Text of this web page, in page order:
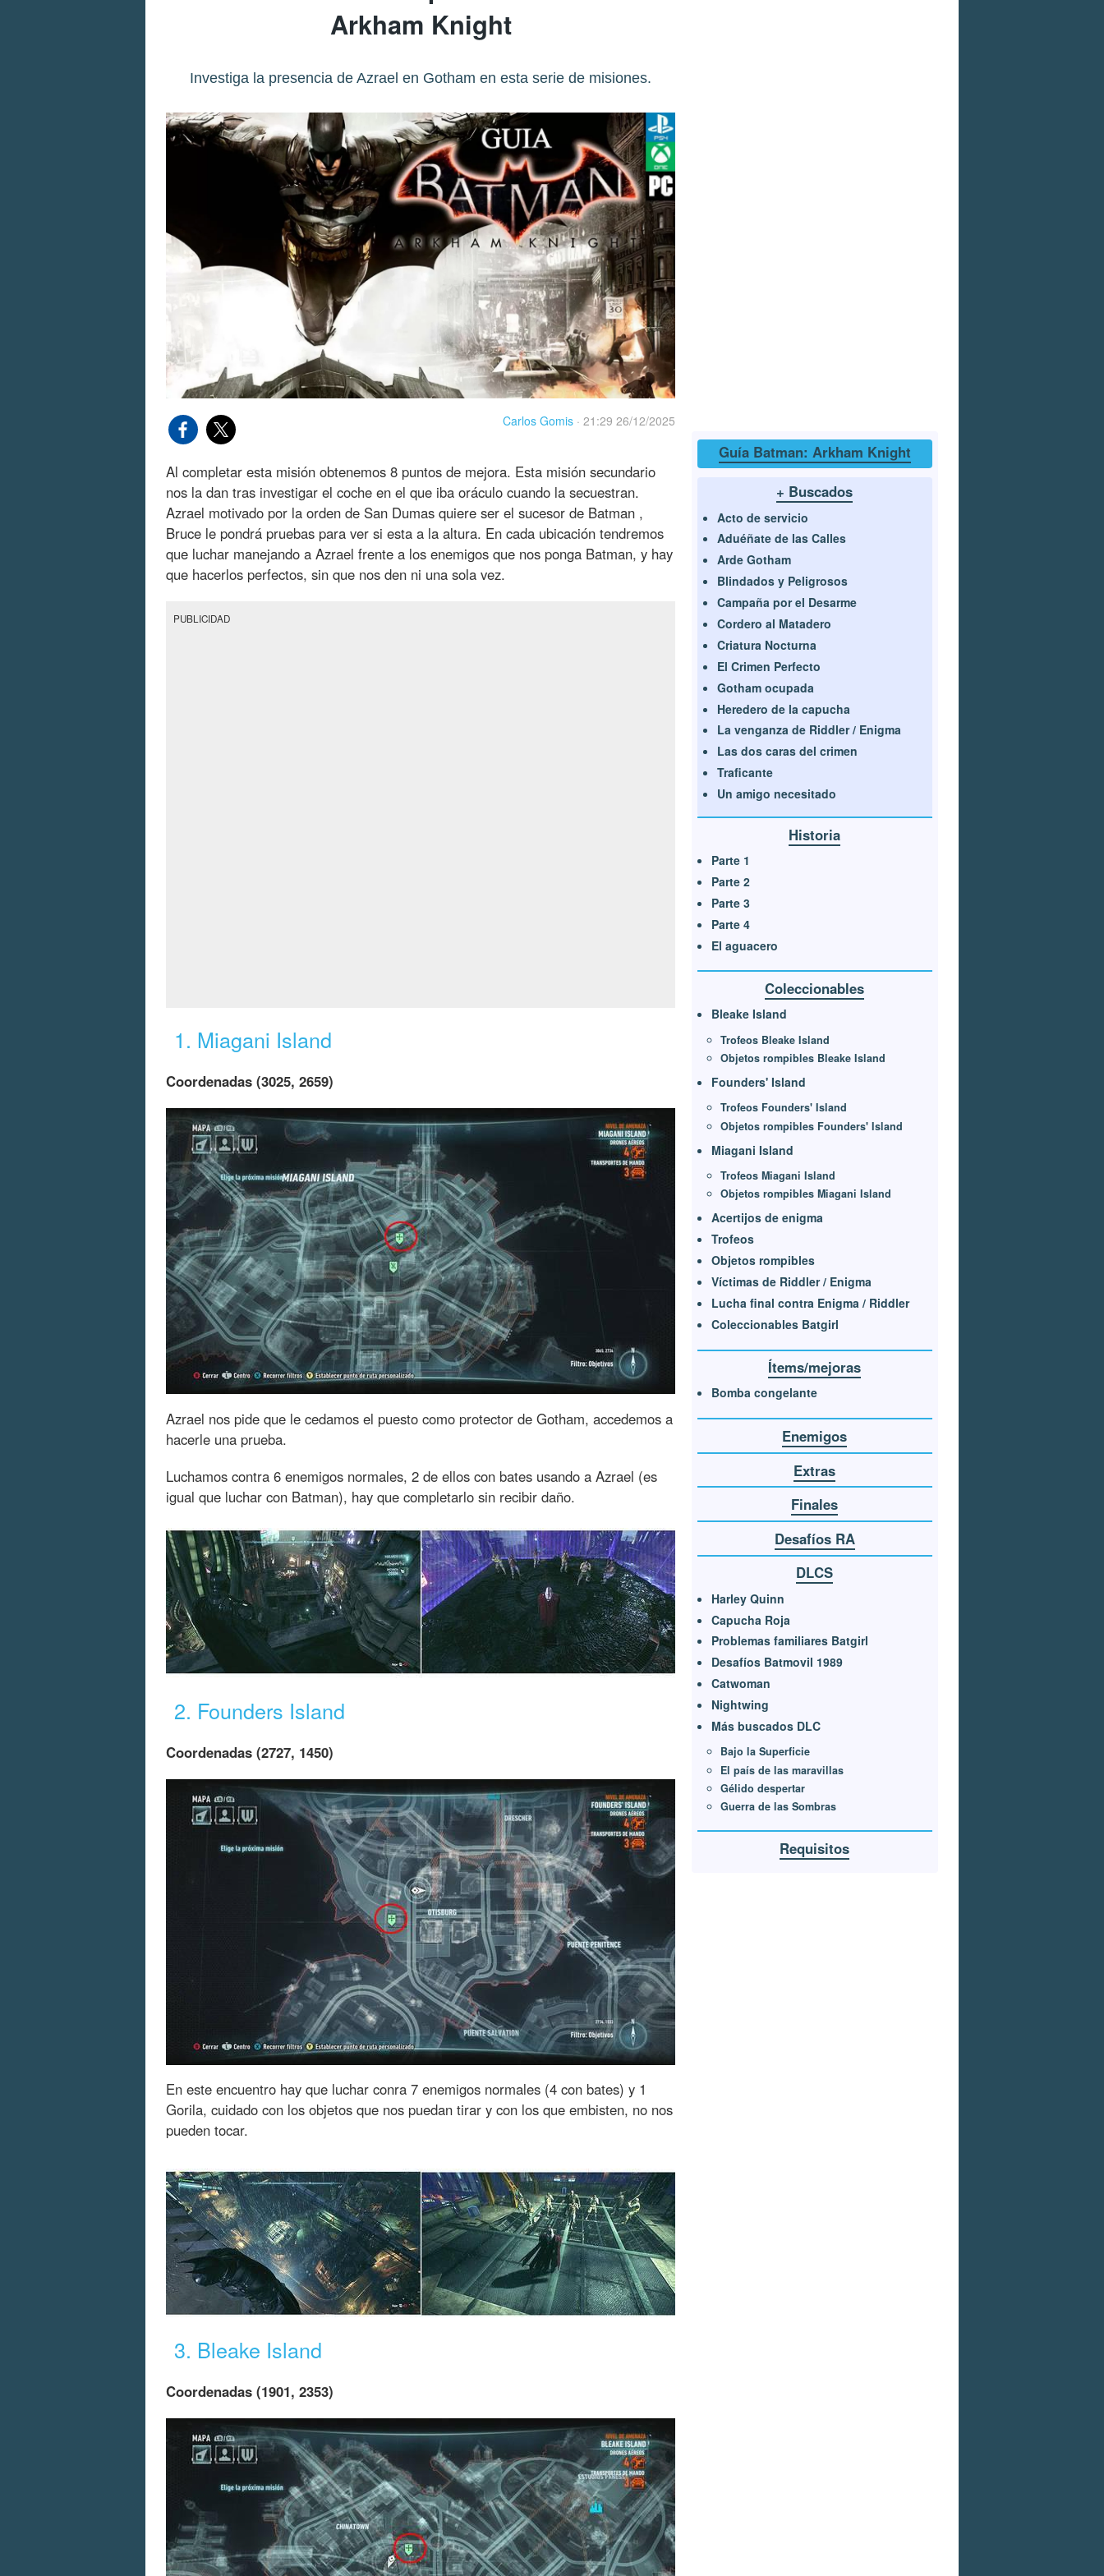
Arkham Knight
Investiga la presencia de Azrael en Gotham en esta serie de misiones.
Carlos Gomis · 21:29 26/12/2025
Al completar esta misión obtenemos 8 puntos de mejora. Esta misión secundario
nos la dan tras investigar el coche en el que iba oráculo cuando la secuestran.
Azrael motivado por la orden de San Dumas quiere ser el sucesor de Batman ,
Bruce le pondrá pruebas para ver si esta a la altura. En cada ubicación tendremos
que luchar manejando a Azrael frente a los enemigos que nos ponga Batman, y hay
que hacerlos perfectos, sin que nos den ni una sola vez.
PUBLICIDAD
1. Miagani Island
Coordenadas (3025, 2659)
Azrael nos pide que le cedamos el puesto como protector de Gotham, accedemos a
hacerle una prueba.
Luchamos contra 6 enemigos normales, 2 de ellos con bates usando a Azrael (es
igual que luchar con Batman), hay que completarlo sin recibir daño.
2. Founders Island
Coordenadas (2727, 1450)
En este encuentro hay que luchar conra 7 enemigos normales (4 con bates) y 1
Gorila, cuidado con los objetos que nos puedan tirar y con los que embisten, no nos
pueden tocar.
3. Bleake Island
Coordenadas (1901, 2353)
Guía Batman: Arkham Knight
+ Buscados
Acto de servicio
Aduéñate de las Calles
Arde Gotham
Blindados y Peligrosos
Campaña por el Desarme
Cordero al Matadero
Criatura Nocturna
El Crimen Perfecto
Gotham ocupada
Heredero de la capucha
La venganza de Riddler / Enigma
Las dos caras del crimen
Traficante
Un amigo necesitado
Historia
Parte 1
Parte 2
Parte 3
Parte 4
El aguacero
Coleccionables
Bleake Island
Trofeos Bleake Island
Objetos rompibles Bleake Island
Founders' Island
Trofeos Founders' Island
Objetos rompibles Founders' Island
Miagani Island
Trofeos Miagani Island
Objetos rompibles Miagani Island
Acertijos de enigma
Trofeos
Objetos rompibles
Víctimas de Riddler / Enigma
Lucha final contra Enigma / Riddler
Coleccionables Batgirl
Ítems/mejoras
Bomba congelante
Enemigos
Extras
Finales
Desafíos RA
DLCS
Harley Quinn
Capucha Roja
Problemas familiares Batgirl
Desafíos Batmovil 1989
Catwoman
Nightwing
Más buscados DLC
Bajo la Superficie
El país de las maravillas
Gélido despertar
Guerra de las Sombras
Requisitos